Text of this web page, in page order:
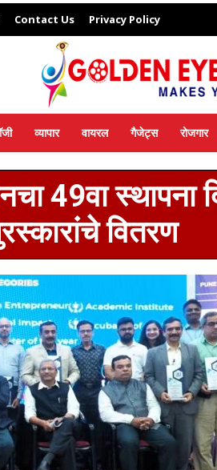
Contact Us Privacy Policy
व्यापार वायरल गैजेट्स रोजगार
49वा स्थापना
वितरण